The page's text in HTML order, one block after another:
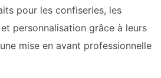
pour les confiseries, les
personnalisation grâce à leurs
mise en avant professionnelle